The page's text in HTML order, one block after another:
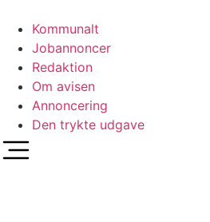
indhold
Kommunalt
Jobannoncer
Redaktion
Om avisen
Annoncering
Den trykte udgave